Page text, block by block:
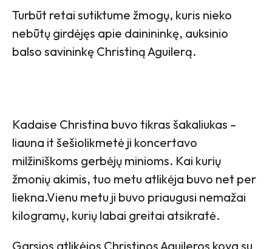
Turbūt retai sutiktume žmogų, kuris nieko
nebūtų girdėjęs apie dainininkę, auksinio
balso savininkę Christiną Aguilerą.
Kadaise Christina buvo tikras šakaliukas –
liauna it šešiolikmetė ji koncertavo
milžiniškoms gerbėjų minioms. Kai kurių
žmonių akimis, tuo metu atlikėja buvo net per
liekna.Vienu metu ji buvo priaugusi nemažai
kilogramų, kurių labai greitai atsikratė.
Garsios atlikėjos Christinos Aguileros kova su